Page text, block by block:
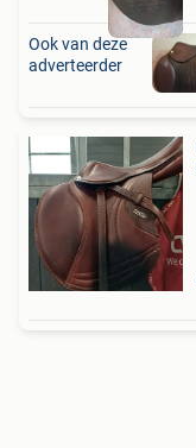
Ook van deze
adverteerder